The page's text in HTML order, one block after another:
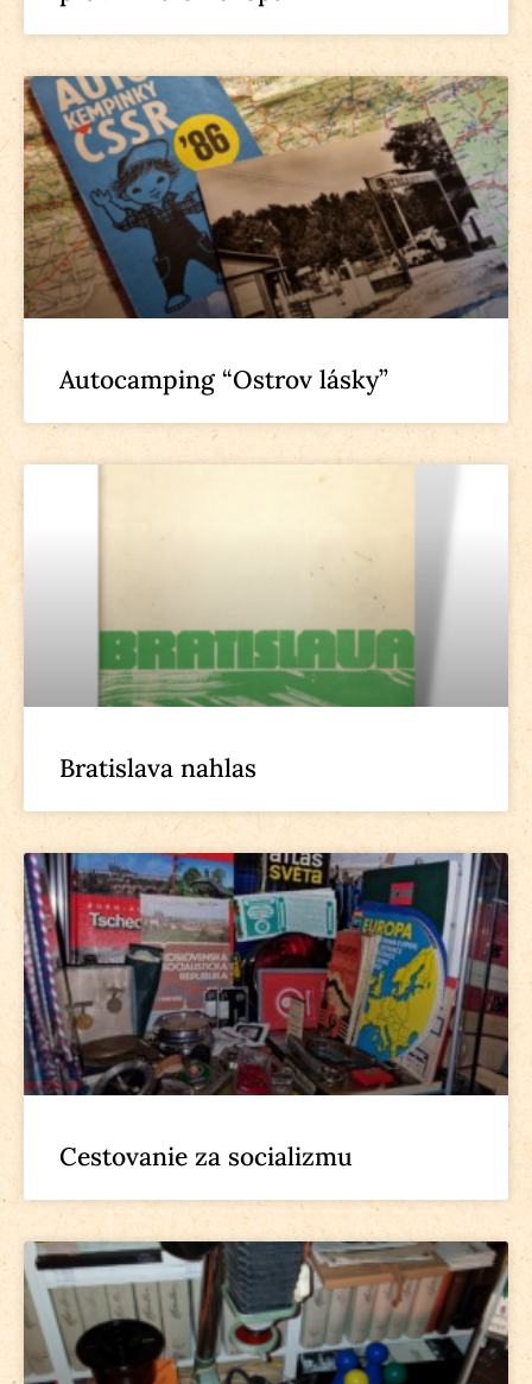
Autocamping “Ostrov lásky”
Bratislava nahlas
Cestovanie za socializmu